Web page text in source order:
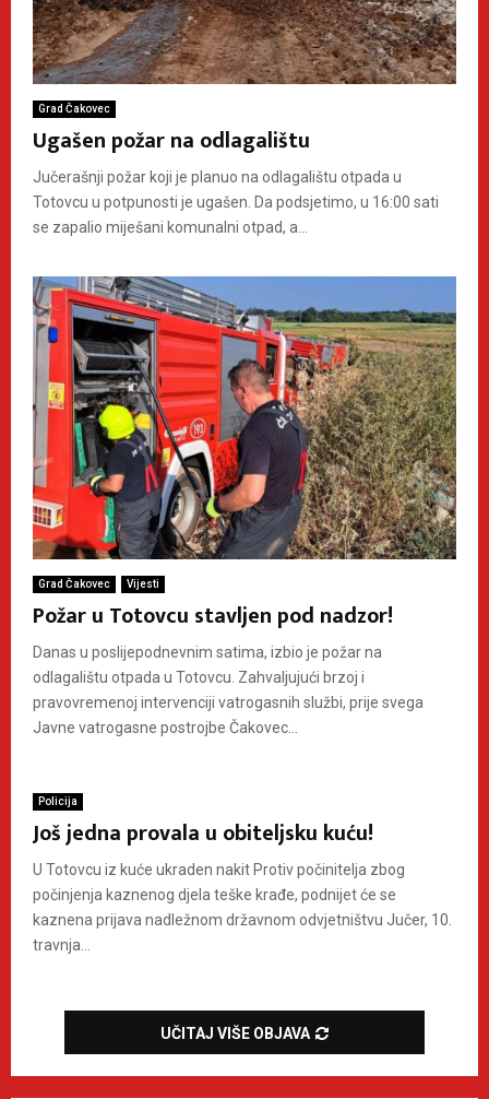
Grad Čakovec
Ugašen požar na odlagalištu
Jučerašnji požar koji je planuo na odlagalištu otpada u
Totovcu u potpunosti je ugašen. Da podsjetimo, u 16:00 sati
se zapalio miješani komunalni otpad, a...
Grad Čakovec Vijesti
Požar u Totovcu stavljen pod nadzor!
Danas u poslijepodnevnim satima, izbio je požar na
odlagalištu otpada u Totovcu. Zahvaljujući brzoj i
pravovremenoj intervenciji vatrogasnih službi, prije svega
Javne vatrogasne postrojbe Čakovec...
Policija
Još jedna provala u obiteljsku kuću!
U Totovcu iz kuće ukraden nakit Protiv počinitelja zbog
počinjenja kaznenog djela teške krađe, podnijet će se
kaznena prijava nadležnom državnom odvjetništvu Jučer, 10.
travnja...
UČITAJ VIŠE OBJAVA